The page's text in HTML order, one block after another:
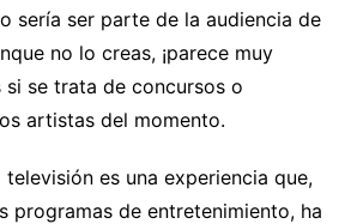
sería ser parte de la audiencia de
no lo creas, ¡parece muy
se trata de concursos o
artistas del momento.
es una experiencia que,
programas de entretenimiento, ha